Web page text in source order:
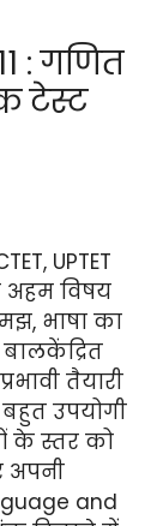
: गणित
टेस्ट
UPTET
अहम विषय
भाषा का
तैयारी
उपयोगी
के स्तर को
अपनी
and